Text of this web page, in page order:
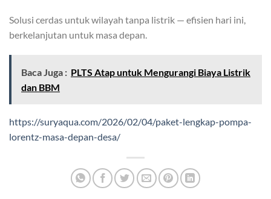
Solusi cerdas untuk wilayah tanpa listrik — efisien hari ini,
berkelanjutan untuk masa depan.
Baca Juga : PLTS Atap untuk Mengurangi Biaya Listrik
dan BBM
https://suryaqua.com/2026/02/04/paket-lengkap-pompa-
lorentz-masa-depan-desa/